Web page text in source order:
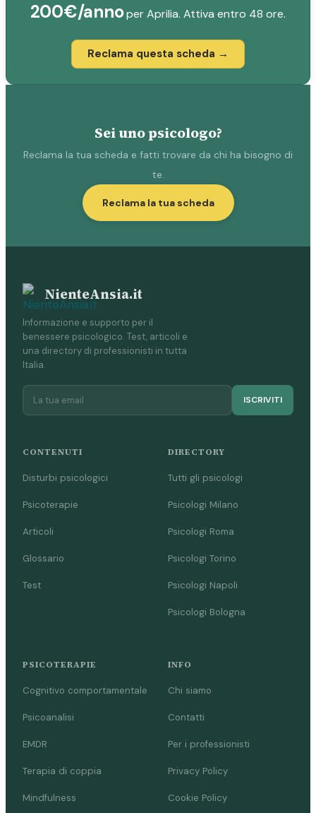
200€/annoper Aprilia. Attiva entro 48 ore.
Reclama questa scheda →
Sei uno psicologo?
Reclama la tua scheda e fatti trovare da chi ha bisogno di
te.
Reclama la tua scheda
NienteAnsia.it
Informazione e supporto per il
benessere psicologico. Test, articoli e
una directory di professionisti in tutta
Italia.
ISCRIVITI
CONTENUTI
Disturbi psicologici
Psicoterapie
Articoli
Glossario
Test
DIRECTORY
Tutti gli psicologi
Psicologi Milano
Psicologi Roma
Psicologi Torino
Psicologi Napoli
Psicologi Bologna
PSICOTERAPIE
Cognitivo comportamentale
Psicoanalisi
EMDR
Terapia di coppia
Mindfulness
INFO
Chi siamo
Contatti
Per i professionisti
Privacy Policy
Cookie Policy